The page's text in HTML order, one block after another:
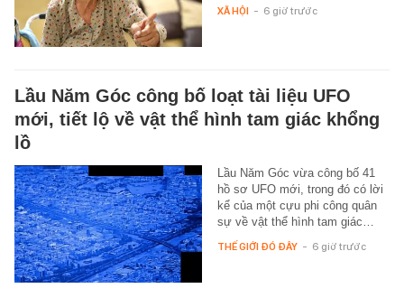
XÃ HỘI - 6 giờ trước
Lầu Năm Góc công bố loạt tài liệu UFO
mới, tiết lộ về vật thể hình tam giác khổng
lồ
Lầu Năm Góc vừa công bố 41
hồ sơ UFO mới, trong đó có lời
kể của một cựu phi công quân
sự về vật thể hình tam giác…
THẾ GIỚI ĐÓ ĐÂY - 6 giờ trước